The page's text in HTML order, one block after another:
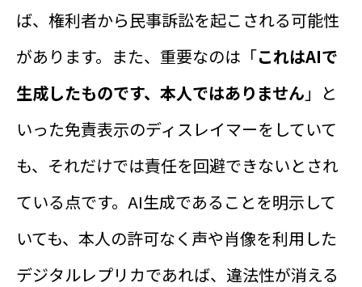
ば、権利者から民事訴訟を起こされる可能性
があります。また、重要なのは「これはAIで
生成したものです、本人ではありません 」と
いった免責表示のディスレイマーをしていて
も、それだけでは責任を回避できないとされ
ている点です。AI生成であることを明示して
いても、本人の許可なく声や肖像を利用した
デジタルレプリカであれば、違法性が消える